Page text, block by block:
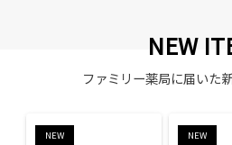
NEW
ファミリー薬局に届いた
NEW NEW